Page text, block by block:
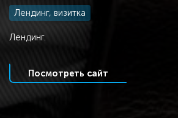
Лендинг, визитка
Лендинг.
Посмотреть сайт